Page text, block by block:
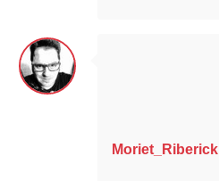
Moriet_Riberick